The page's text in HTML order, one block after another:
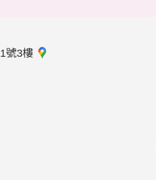
號3樓